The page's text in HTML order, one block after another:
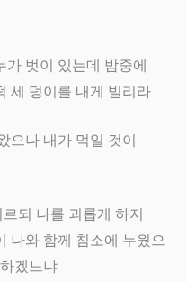
가 벗이 있는데 밤중에
세 덩이를 내게 빌리라
으나 내가 먹일 것이
되 나를 괴롭게 하지
나와 함께 침소에 누웠으
겠느냐